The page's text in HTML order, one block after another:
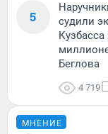
5
судили
Беглова
4 719
МНЕНИЕ